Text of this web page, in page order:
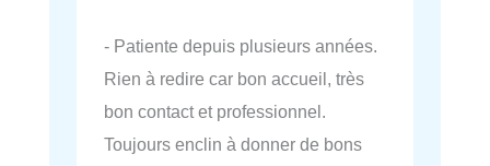
- Patiente depuis plusieurs années.
Rien à redire car bon accueil, très
bon contact et professionnel.
Toujours enclin à donner de bons